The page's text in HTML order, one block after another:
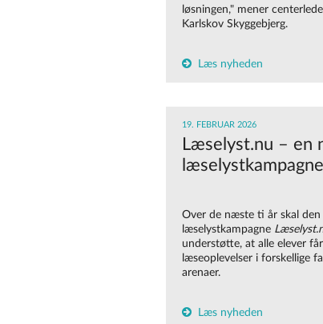
løsningen," mener
Karlskov Skyggebjerg.
Læs nyheden
19. FEBRUAR 2026
Læselyst.nu – en
læselystkampagne
Over de næste ti år skal
læselystkampagne
understøtte, at alle elever
læseoplevelser i forskellige
arenaer.
Læs nyheden